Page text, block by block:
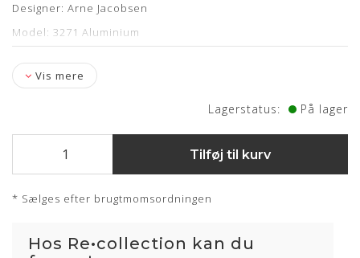
Designer: Arne Jacobsen
Model: 3271 Aluminium
med hjul
Stand: Minimal brugsspor - nypolstret hos egne
møbelpolstrer
Levering: 1-2 uger på lager i Hørsholm
Anilin læder er en eksklusiv lædertype, hvor råvarer fra kun
Vis mere
Lagerstatus: På lager
Tilføj til kurv
* Sælges efter brugtmomsordningen
Hos Re•collection kan du